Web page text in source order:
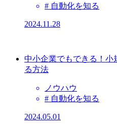
# 自動化を知る
2024.11.28
中小企業でもできる！小
る方法
ノウハウ
# 自動化を知る
2024.05.01